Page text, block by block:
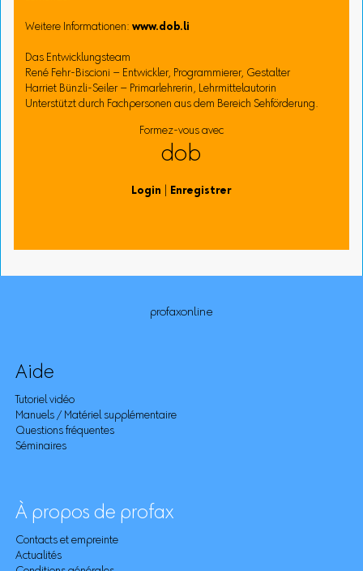
Weitere Informationen:www.dob.li
Das Entwicklungsteam
René Fehr-Biscioni – Entwickler, Programmierer, Gestalter
Harriet Bünzli-Seiler – Primarlehrerin, Lehrmittelautorin
Unterstützt durch Fachpersonen aus dem Bereich Sehförderung.
Formez-vous avec
dob
Login Enregistrer
profaxonline
Aide
Tutoriel vidéo
Manuels / Matériel supplémentaire
Questions fréquentes
Séminaires
À propos de profax
Contacts et empreinte
Actualités